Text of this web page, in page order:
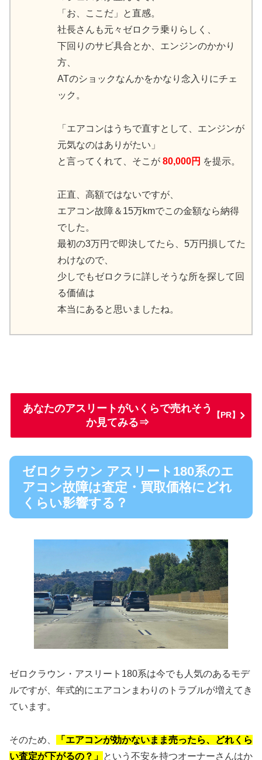
「お、ここだ」と直感。
社長さんも元々ゼロクラ乗りらしく、
下回りのサビ具合とか、エンジンのかかり
方、
ATのショックなんかをかなり念入りにチェ
ック。
「エアコンはうちで直すとして、エンジンが
元気なのはありがたい」
と言ってくれて、そこが 80,000円 を提示。
正直、高額ではないですが、
エアコン故障＆15万kmでこの金額なら納得
でした。
最初の3万円で即決してたら、5万円損してた
わけなので、
少しでもゼロクラに詳しそうな所を探して回
る価値は
本当にあると思いましたね。
あなたのアスリートがいくらで売れそう
か見てみる⇒
【PR】
ゼロクラウン アスリート180系のエ
アコン故障は査定・買取価格にどれ
くらい影響する？
ゼロクラウン・アスリート180系は今でも人気のあるモデ
ルですが、年式的にエアコンまわりのトラブルが増えてき
ています。
そのため、
「エアコンが効かないまま売ったら、どれくら
い査定が下がるの？」 という不安を持つオーナーさんはか